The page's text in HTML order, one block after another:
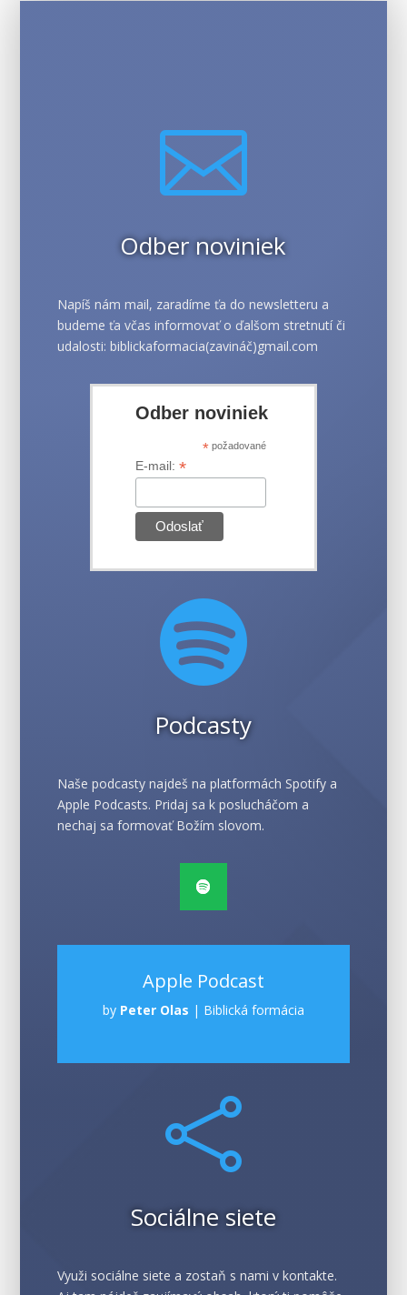

Odber noviniek
Napíš nám mail, zaradíme ťa do newsletteru a
budeme ťa včas informovať o ďalšom stretnutí či
udalosti: biblickaformacia(zavináč)gmail.com
Odber noviniek
*požadované
E-mail: *

Podcasty
Naše podcasty najdeš na platformách Spotify a
Apple Podcasts. Pridaj sa k poslucháčom a
nechaj sa formovať Božím slovom.
Apple Podcast
by Peter Olas | Biblická formácia

Sociálne siete
Využi sociálne siete a zostaň s nami v kontakte.